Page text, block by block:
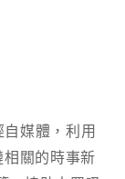
媒體，利用
關的時事新